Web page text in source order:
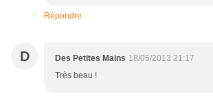
Répondre
D Des Petites Mains 18/05/2013 21:17
Très beau !